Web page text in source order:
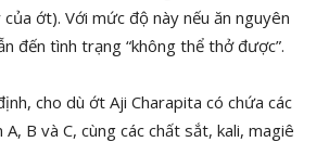
ớt). Với mức độ này nếu ăn nguyên
đến tình trạng “không thể thở được”.
cho dù ớt Aji Charapita có chứa các
B và C, cùng các chất sắt, kali, magiê